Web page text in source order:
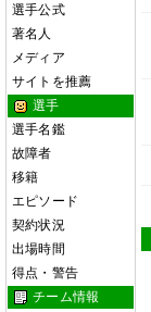
選手公式
著名人
メディア
サイトを推薦
選手
選手名鑑
故障者
移籍
エピソード
契約状況
出場時間
得点・警告
チーム情報